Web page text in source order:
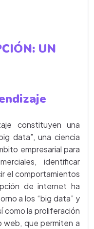
UN
constituyen una
data”, una ciencia
empresarial para
identificar
el comportamientos
de internet ha
a los “big data” y
como la proliferación
web, que permiten a